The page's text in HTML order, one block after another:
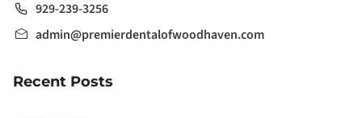
929-239-3256
admin@premierdentalofwoodhaven.com
Recent Posts